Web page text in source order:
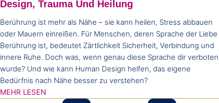
Design, Trauma Und Heilung
Berührung ist mehr als Nähe – sie kann heilen, Stress abbauen
oder Mauern einreißen. Für Menschen, deren Sprache der Liebe
Berührung ist, bedeutet Zärtlichkeit Sicherheit, Verbindung und
innere Ruhe. Doch was, wenn genau diese Sprache dir verboten
wurde? Und wie kann Human Design helfen, das eigene
Bedürfnis nach Nähe besser zu verstehen?
MEHR LESEN